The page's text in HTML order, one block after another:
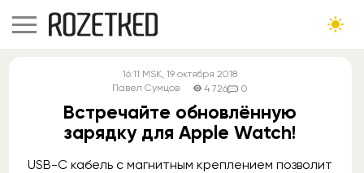
16:11 MSK, 19 октября 2018
Павел Сумцов
4 726 0
Встречайте обновлённую
зарядку для Apple Watch!
USB-C кабель с магнитным креплением позволит